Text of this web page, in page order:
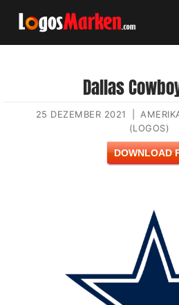
Dallas
25 DEZEMBER 2021
LOGOS)
DOWNLOAD